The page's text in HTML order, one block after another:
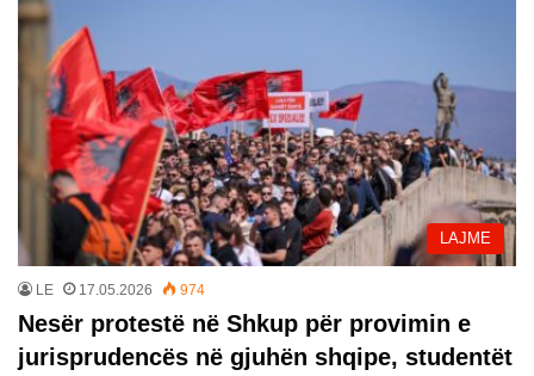
LAJME
LE 17.05.2026 974
Nesër protestë në Shkup për provimin e
jurisprudencës në gjuhën shqipe, studentët